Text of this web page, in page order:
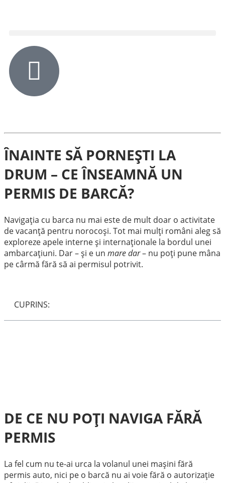
Permis de barcă – de ce am
ÎNAINTE SĂ PORNEȘTI LA
DRUM – CE ÎNSEAMNĂ UN
PERMIS DE BARCĂ?
Navigația cu barca nu mai este de mult doar o activitate
de vacanță pentru norocoși. Tot mai mulți români aleg să
exploreze apele interne și internaționale la bordul unei
ambarcațiuni. Dar – și e un mare dar– nu poți pune mâna
pe cârmă fără să ai permisul potrivit.
CUPRINS:
DE CE NU POȚI NAVIGA FĂRĂ
PERMIS
La fel cum nu te-ai urca la volanul unei mașini fără
permis auto, nici pe o barcă nu ai voie fără o autorizație